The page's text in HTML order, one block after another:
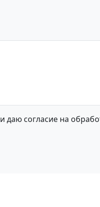
и даю согласие на